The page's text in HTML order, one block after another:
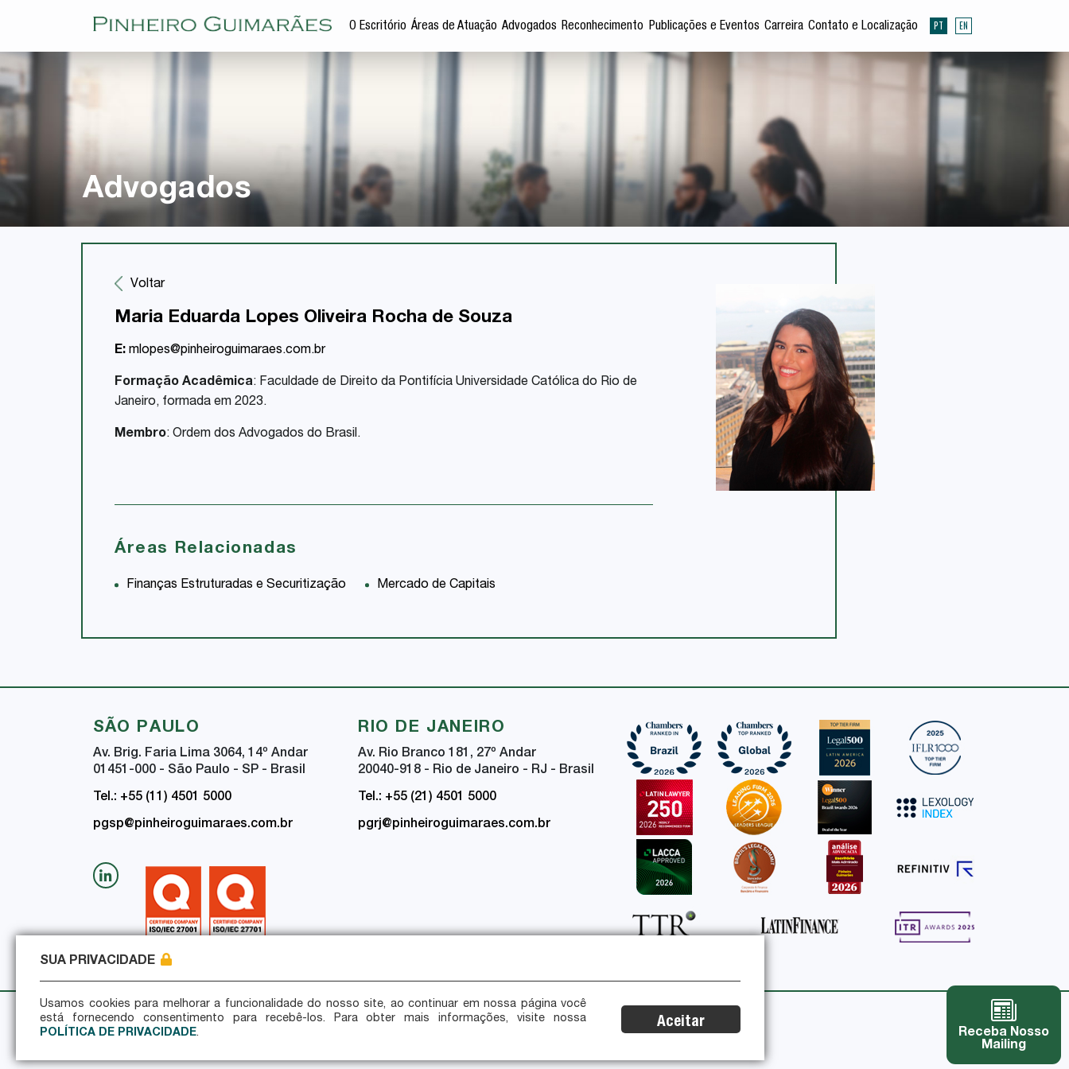
O Escritório Áreas de Atuação Advogados Reconhecimento Publicações e Eventos Carreira Contato e Localização PT EN
Advogados
Voltar
Maria Eduarda Lopes Oliveira Rocha de Souza
E: mlopes@pinheiroguimaraes.com.br
Formação Acadêmica: Faculdade de Direito da Pontifícia Universidade Católica do Rio de
Janeiro, formada em 2023.
Membro: Ordem dos Advogados do Brasil.
Áreas Relacionadas
Finanças Estruturadas e Securitização Mercado de Capitais
SÃO PAULO
Av. Brig. Faria Lima 3064, 14º Andar
01451-000 - São Paulo - SP - Brasil
Tel.: +55 (11) 4501 5000
pgsp@pinheiroguimaraes.com.br
RIO DE JANEIRO
Av. Rio Branco 181, 27º Andar
20040-918 - Rio de Janeiro - RJ - Brasil
Tel.: +55 (21) 4501 5000
pgrj@pinheiroguimaraes.com.br
Política de Privacidade Política de Segurança da Informação Certificações de Segurança e Privacidade
Receba Nosso
Mailing
SUA PRIVACIDADE
Usamos cookies para melhorar a funcionalidade do nosso site, ao continuar em nossa página você
está fornecendo consentimento para recebê-los. Para obter mais informações, visite nossa
POLÍTICA DE PRIVACIDADE.
Aceitar